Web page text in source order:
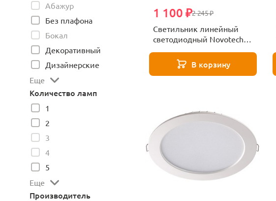
Абажур
Без плафона
Бокал
Декоративный
Дизайнерские
Еще
Количество ламп
1
2
3
4
5
Еще
Производитель
2 245 ₽
1 100 ₽
Светильник линейный
светодиодный Novotech
В корзину